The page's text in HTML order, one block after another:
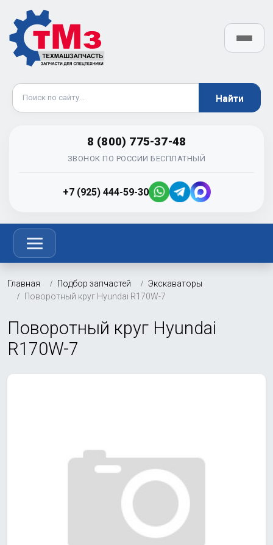
8 (800) 775-37-48
ЗВОНОК ПО РОССИИ БЕСПЛАТНЫЙ
+7 (925) 444-59-30
Главная Подбор запчастей
Экскаваторы
Поворотный круг Hyundai R170W-7
Поворотный круг Hyundai
R170W-7